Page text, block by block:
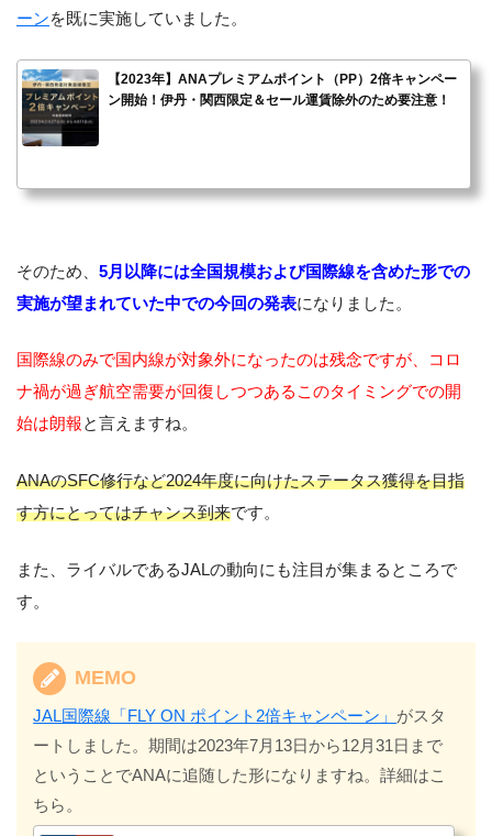
ーンを既に実施していました。
【2023年】ANAプレミアムポイント（PP）2倍キャンペー
ン開始！伊丹・関西限定＆セール運賃除外のため要注意！
そのため、 5月以降には全国規模および国際線を含めた形での
実施が望まれていた中での今回の発表になりました。
国際線のみで国内線が対象外になったのは残念ですが、コロ
ナ禍が過ぎ航空需要が回復しつつあるこのタイミングでの開
始は朗報と言えますね。
ANAのSFC修行など2024年度に向けたステータス獲得を目指
す方にとってはチャンス到来です。
また、ライバルであるJALの動向にも注目が集まるところで
す。
MEMO
JAL国際線「FLY ON ポイント2倍キャンペーン」 がスタ
ートしました。期間は2023年7月13日から12月31日まで
ということでANAに追随した形になりますね。詳細はこ
ちら。